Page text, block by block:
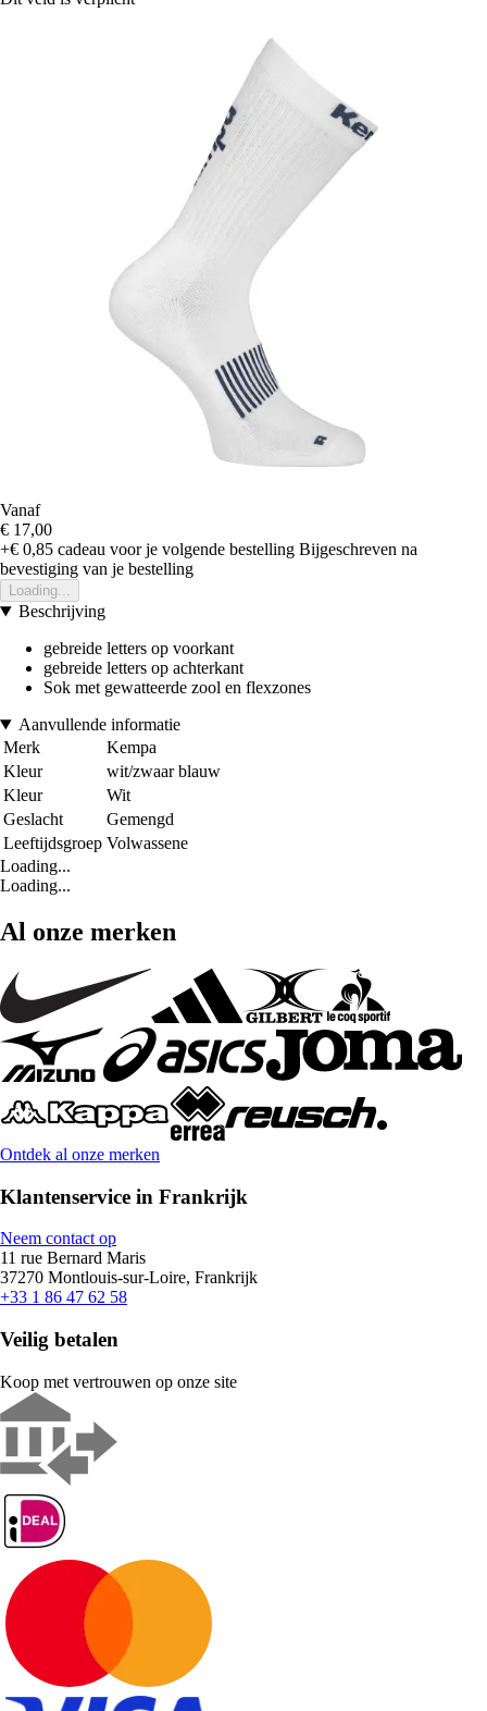
Vanaf
€ 17,00
+€ 0,85 cadeau voor je volgende bestelling Bijgeschreven na
bevestiging van je bestelling
Loading...
Beschrijving
gebreide letters op voorkant
gebreide letters op achterkant
Sok met gewatteerde zool en flexzones
Aanvullende informatie
Merk
Kempa
Kleur
wit/zwaar blauw
Kleur
Wit
Geslacht
Gemengd
Leeftijdsgroep Volwassene
Loading...
Loading...
Al onze merken
Ontdek al onze merken
Klantenservice in Frankrijk
Neem contact op
11 rue Bernard Maris
37270 Montlouis-sur-Loire, Frankrijk
+33 1 86 47 62 58
Veilig betalen
Koop met vertrouwen op onze site